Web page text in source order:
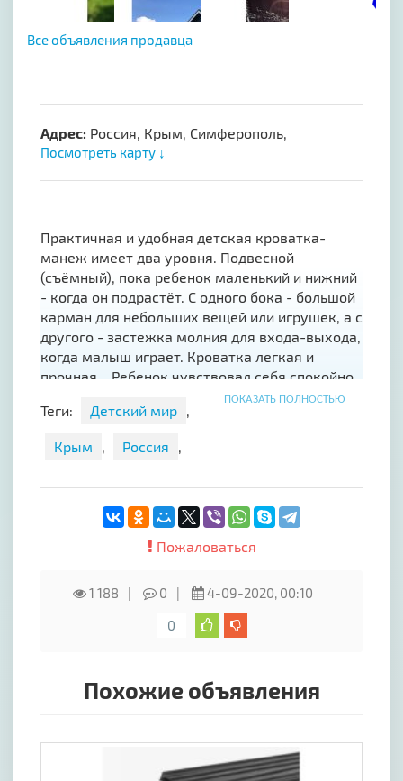
Все объявления продавца
Адрес: Россия, Крым, Симферополь,
Посмотреть карту ↓
Практичная и удобная детская кроватка-
манеж имеет два уровня. Подвесной
(съёмный), пока ребенок маленький и нижний
- когда он подрастёт. С одного бока - большой
карман для небольших вещей или игрушек, а с
другого - застежка молния для входа-выхода,
когда малыш играет. Кроватка легкая и
прочная... Ребенок чувствовал себя спокойно
ПОКАЗАТЬ ПОЛНОСТЬЮ
Теги: Детский мир ,
Крым , Россия ,
Пожаловаться
1 188 0
4-09-2020, 00:10
0
Похожие объявления